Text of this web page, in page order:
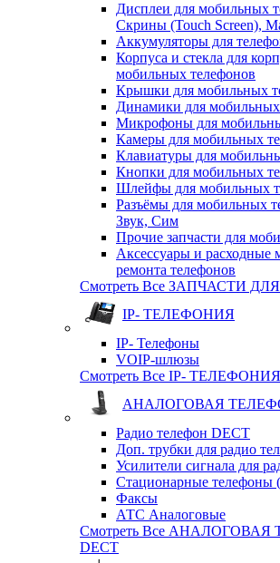
Дисплеи для мобильных
Скрины (Touch Screen),
Аккумуляторы для
Корпуса и стекла для
мобильных телефонов
Крышки для мобильных
Динамики для мобильных
Микрофоны для
Камеры для мобильных
Клавиатуры для
Кнопки для мобильных
Шлейфы для мобильных
Разъёмы для мобильных
Звук, Сим
Прочие запчасти для
Аксессуары и расходные
ремонта телефонов
Смотреть Все ЗАПЧАСТИ
IP- ТЕЛЕФОНИЯ
IP- Телефоны
VOIP-шлюзы
Смотреть Все IP- ТЕЛЕФОНИЯ
АНАЛОГОВАЯ
Радио телефон DECT
Доп. трубки для радио
Усилители сигнала для
Стационарные телефоны
Факсы
АТС Аналоговые
Смотреть Все
DECT